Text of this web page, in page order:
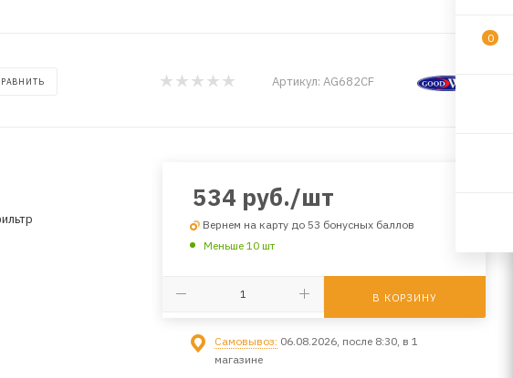
Артикул: AG682CF
534 руб./шт
Вернем на карту до 53 бонусных баллов
Меньше 10 шт
В КОРЗИНУ
Самовывоз: 06.08.2026, после 8:30, в 1
магазине
0